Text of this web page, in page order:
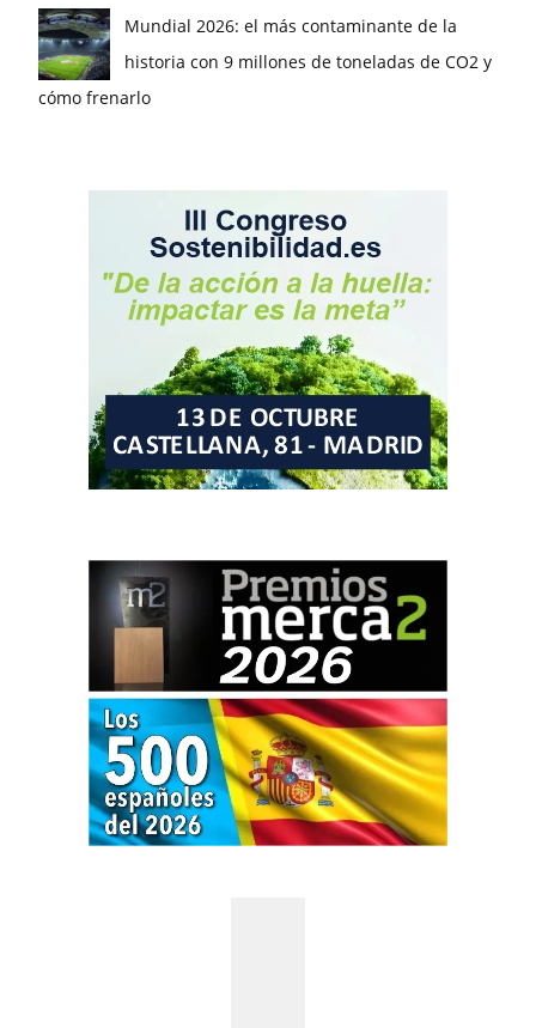
Mundial 2026: el más contaminante de la
historia con 9 millones de toneladas de CO2 y
cómo frenarlo